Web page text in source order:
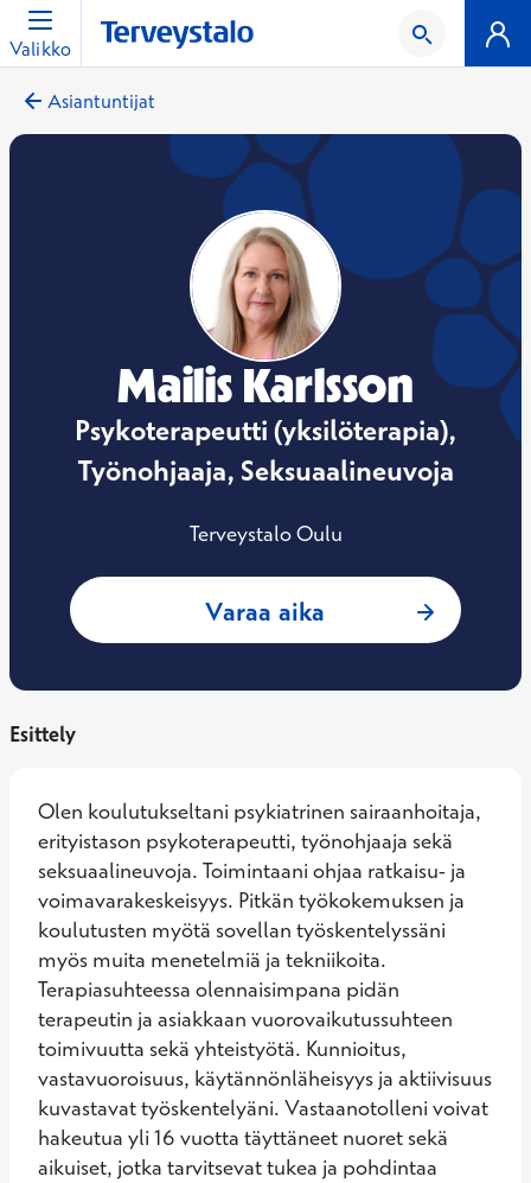
Valikko
Asiantuntijat
Mailis Karlsson
Psykoterapeutti (yksilöterapia),
Työnohjaaja, Seksuaalineuvoja
Terveystalo Oulu
Varaa aika : Mailis
Esittely
Olen koulutukseltani psykiatrinen sairaanhoitaja,
erityistason psykoterapeutti, työnohjaaja sekä
seksuaalineuvoja. Toimintaani ohjaa ratkaisu- ja
voimavarakeskeisyys. Pitkän työkokemuksen ja
koulutusten myötä sovellan työskentelyssäni
myös muita menetelmiä ja tekniikoita.
Terapiasuhteessa olennaisimpana pidän
terapeutin ja asiakkaan vuorovaikutussuhteen
toimivuutta sekä yhteistyötä. Kunnioitus,
vastavuoroisuus, käytännönläheisyys ja aktiivisuus
kuvastavat työskentelyäni. Vastaanotolleni voivat
hakeutua yli 16 vuotta täyttäneet nuoret sekä
aikuiset, jotka tarvitsevat tukea ja pohdintaa